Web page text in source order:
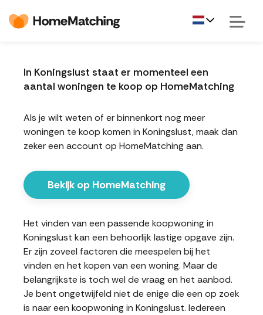
In Koningslust staat er momenteel een
aantal woningen te koop op HomeMatching
Als je wilt weten of er binnenkort nog meer
woningen te koop komen in Koningslust, maak dan
zeker een account op HomeMatching aan.
Bekijk op HomeMatching
Het vinden van een passende koopwoning in
Koningslust kan een behoorlijk lastige opgave zijn.
Er zijn zoveel factoren die meespelen bij het
vinden en het kopen van een woning. Maar de
belangrijkste is toch wel de vraag en het aanbod.
Je bent ongetwijfeld niet de enige die een op zoek
is naar een koopwoning in Koningslust. Iedereen